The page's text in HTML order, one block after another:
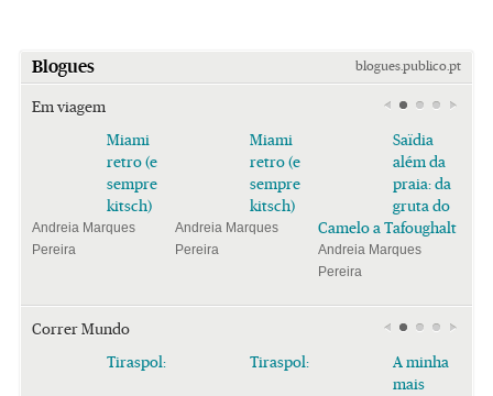
Blogues blogues.publico.pt
Em viagem
Miami
retro (e
sempre
kitsch)
Andreia Marques
Pereira
Miami
retro (e
sempre
kitsch)
Andreia Marques
Pereira
Saïdia
além da
praia: da
gruta do
Camelo a Tafoughalt
Andreia Marques
Pereira
Correr Mundo
Tiraspol:
Tiraspol:
A minha
mais